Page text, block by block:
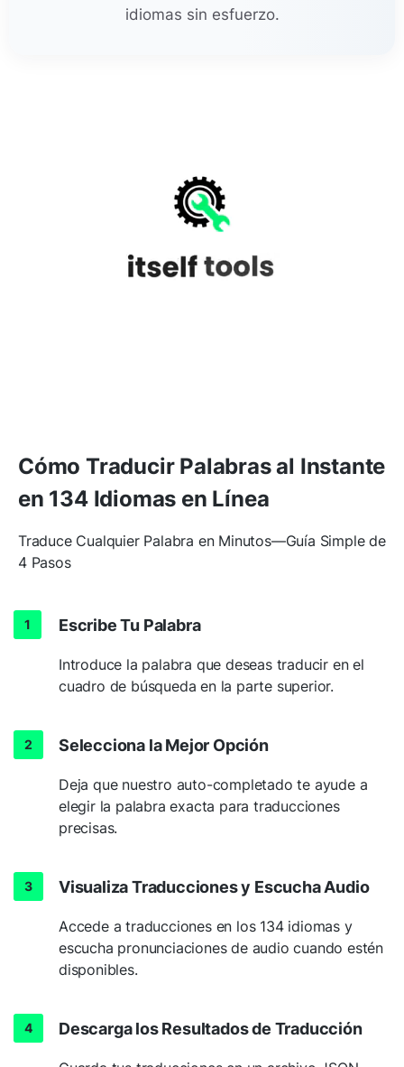
idiomas sin esfuerzo.
Cómo Traducir Palabras al Instante
en 134 Idiomas en Línea
Traduce Cualquier Palabra en Minutos—Guía Simple de
4 Pasos
Escribe Tu Palabra
Introduce la palabra que deseas traducir en el
cuadro de búsqueda en la parte superior.
Selecciona la Mejor Opción
Deja que nuestro auto-completado te ayude a
elegir la palabra exacta para traducciones
precisas.
Visualiza Traducciones y Escucha Audio
Accede a traducciones en los 134 idiomas y
escucha pronunciaciones de audio cuando estén
disponibles.
Descarga los Resultados de Traducción